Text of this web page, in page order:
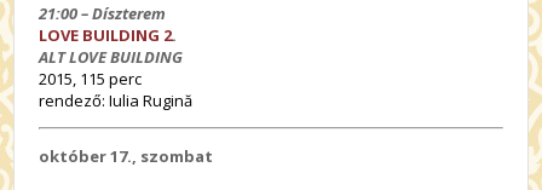
21:00 – Díszterem
LOVE BUILDING 2.
ALT LOVE BUILDING
2015, 115 perc
rendező: Iulia Rugină
október 17., szombat